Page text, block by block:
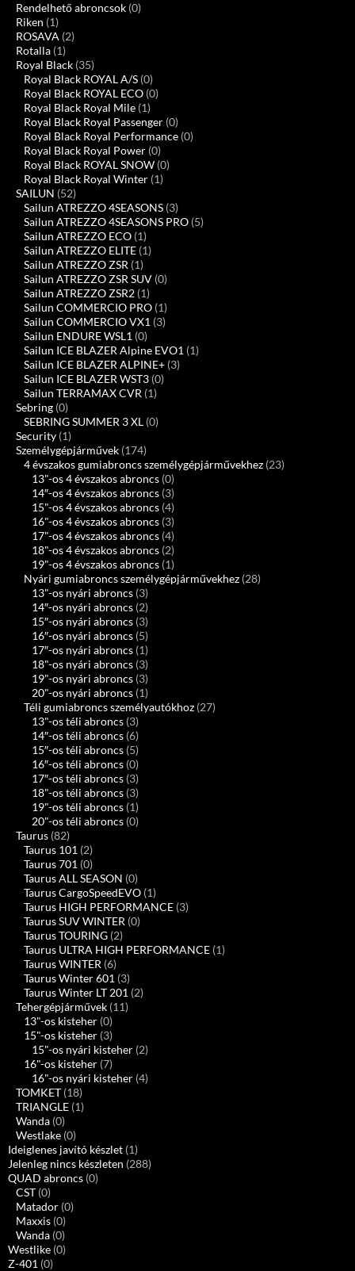
Rendelhető abroncsok (0)
Riken (1)
ROSAVA (2)
Rotalla (1)
Royal Black (35)
Royal Black ROYAL A/S (0)
Royal Black ROYAL ECO (0)
Royal Black Royal Mile (1)
Royal Black Royal Passenger (0)
Royal Black Royal Performance (0)
Royal Black Royal Power (0)
Royal Black ROYAL SNOW (0)
Royal Black Royal Winter (1)
SAILUN (52)
Sailun ATREZZO 4SEASONS (3)
Sailun ATREZZO 4SEASONS PRO (5)
Sailun ATREZZO ECO (1)
Sailun ATREZZO ELITE (1)
Sailun ATREZZO ZSR (1)
Sailun ATREZZO ZSR SUV (0)
Sailun ATREZZO ZSR2 (1)
Sailun COMMERCIO PRO (1)
Sailun COMMERCIO VX1 (3)
Sailun ENDURE WSL1 (0)
Sailun ICE BLAZER Alpine EVO1 (1)
Sailun ICE BLAZER ALPINE+ (3)
Sailun ICE BLAZER WST3 (0)
Sailun TERRAMAX CVR (1)
Sebring (0)
SEBRING SUMMER 3 XL (0)
Security (1)
Személygépjárművek (174)
4 évszakos gumiabroncs személygépjárművekhez (23)
13"-os 4 évszakos abroncs (0)
14″-os 4 évszakos abroncs (3)
15"-os 4 évszakos abroncs (4)
16"-os 4 évszakos abroncs (3)
17"-os 4 évszakos abroncs (4)
18"-os 4 évszakos abroncs (2)
19"-os 4 évszakos abroncs (1)
Nyári gumiabroncs személygépjárművekhez (28)
13"-os nyári abroncs (3)
14″-os nyári abroncs (2)
15″-os nyári abroncs (3)
16″-os nyári abroncs (5)
17″-os nyári abroncs (1)
18"-os nyári abroncs (3)
19"-os nyári abroncs (3)
20"-os nyári abroncs (1)
Téli gumiabroncs személyautókhoz (27)
13"-os téli abroncs (3)
14″-os téli abroncs (6)
15″-os téli abroncs (5)
16″-os téli abroncs (0)
17″-os téli abroncs (3)
18"-os téli abroncs (3)
19"-os téli abroncs (1)
20"-os téli abroncs (0)
Taurus (82)
Taurus 101 (2)
Taurus 701 (0)
Taurus ALL SEASON (0)
Taurus CargoSpeedEVO (1)
Taurus HIGH PERFORMANCE (3)
Taurus SUV WINTER (0)
Taurus TOURING (2)
Taurus ULTRA HIGH PERFORMANCE (1)
Taurus WINTER (6)
Taurus Winter 601 (3)
Taurus Winter LT 201 (2)
Tehergépjárművek (11)
13"-os kisteher (0)
15"-os kisteher (3)
15"-os nyári kisteher (2)
16"-os kisteher (7)
16"-os nyári kisteher (4)
TOMKET (18)
TRIANGLE (1)
Wanda (0)
Westlake (0)
Ideiglenes javító készlet (1)
Jelenleg nincs készleten (288)
QUAD abroncs (0)
CST (0)
Matador (0)
Maxxis (0)
Wanda (0)
Westlike (0)
Z-401 (0)